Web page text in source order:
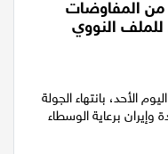
من المفاوضات
للملف النووي
الأحد، بانتهاء الجولة
وإيران برعاية الوسطاء